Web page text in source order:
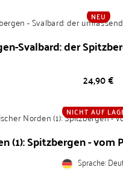
NEU
Svalbard: der
Preis
24,90 €
NICHT AUF
(1): Spitzbergen -
Sprache: